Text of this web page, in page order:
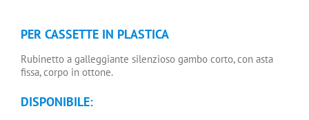
PER CASSETTE IN PLASTICA
Rubinetto a galleggiante silenzioso gambo corto, con asta
fissa, corpo in ottone.
DISPONIBILE: